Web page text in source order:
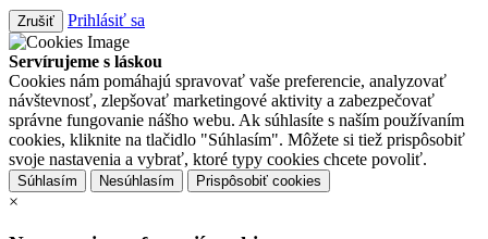
Zrušiť Prihlásiť sa
Servírujeme s láskou
Cookies nám pomáhajú spravovať vaše preferencie, analyzovať
návštevnosť, zlepšovať marketingové aktivity a zabezpečovať
správne fungovanie nášho webu. Ak súhlasíte s naším používaním
cookies, kliknite na tlačidlo "Súhlasím". Môžete si tiež prispôsobiť
svoje nastavenia a vybrať, ktoré typy cookies chcete povoliť.
Súhlasím Nesúhlasím Prispôsobiť cookies
×